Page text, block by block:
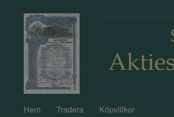
Hem Tradera Köpvillkor